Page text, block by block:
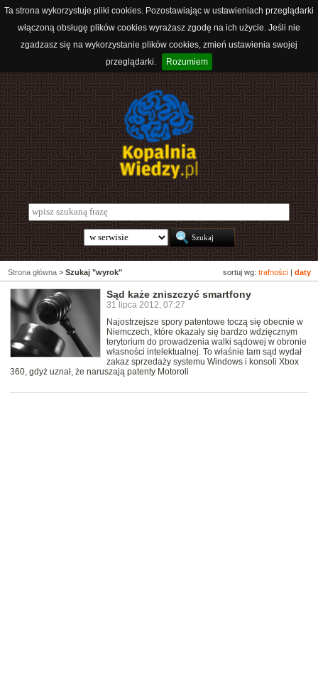
Ta strona wykorzystuje pliki cookies. Pozostawiając w ustawieniach przeglądarki
włączoną obsługę plików cookies wyrażasz zgodę na ich użycie. Jeśli nie
zgadzasz się na wykorzystanie plików cookies, zmień ustawienia swojej
przeglądarki.
Rozumiem
sortuj wg: trafności daty
Strona główna > Szukaj "wyrok"
Sąd każe zniszczyć smartfony
31 lipca 2012, 07:27
Najostrzejsze spory patentowe toczą się obecnie w
Niemczech, które okazały się bardzo wdzięcznym
terytorium do prowadzenia walki sądowej w obronie
własności intelektualnej. To właśnie tam sąd wydał
zakaz sprzedaży systemu Windows i konsoli Xbox
360, gdyż uznał, że naruszają patenty Motoroli